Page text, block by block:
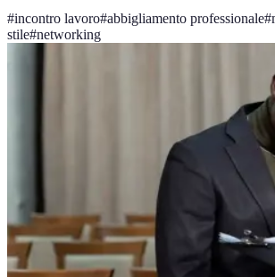
#incontro lavoro#abbigliamento professionale#
stile#networking